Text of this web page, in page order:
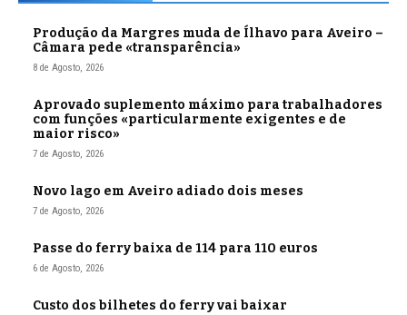
Produção da Margres muda de Ílhavo para Aveiro –
Câmara pede «transparência»
8 de Agosto, 2026
Aprovado suplemento máximo para trabalhadores
com funções «particularmente exigentes e de
maior risco»
7 de Agosto, 2026
Novo lago em Aveiro adiado dois meses
7 de Agosto, 2026
Passe do ferry baixa de 114 para 110 euros
6 de Agosto, 2026
Custo dos bilhetes do ferry vai baixar